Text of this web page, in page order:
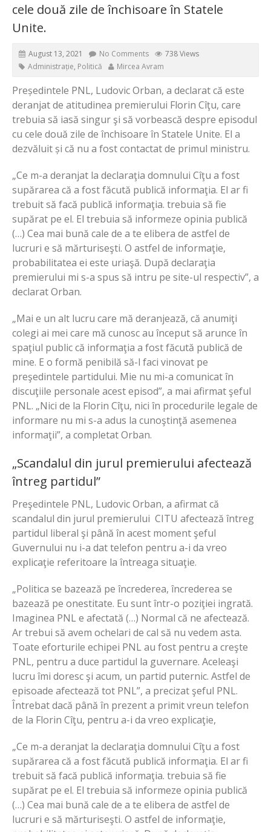
cele două zile de închisoare în Statele
Unite.
August 13, 2021 No Comments
738 Views
Administrație, Politică Mircea Avram
Președintele PNL, Ludovic Orban, a declarat că este
deranjat de atitudinea premierului Florin Cîţu, care
trebuia să iasă singur şi să vorbească despre episodul
cu cele două zile de închisoare în Statele Unite. El a
dezvăluit și că nu a fost contactat de primul ministru.
„Ce m-a deranjat la declaraţia domnului Cîţu a fost
supărarea că a fost făcută publică informaţia. El ar fi
trebuit să facă publică informaţia. trebuia să fie
supărat pe el. El trebuia să informeze opinia publică
(…) Cea mai bună cale de a te elibera de astfel de
lucruri e să mărturiseşti. O astfel de informaţie,
probabilitatea ei este uriaşă. După declaraţia
premierului mi s-a spus să intru pe site-ul respectiv”, a
declarat Orban.
„Mai e un alt lucru care mă deranjează, că anumiţi
colegi ai mei care mă cunosc au început să arunce în
spaţiul public că informaţia a fost făcută publică de
mine. E o formă penibilă să-l faci vinovat pe
preşedintele partidului. Mie nu mi-a comunicat în
discuţiile personale acest episod”, a mai afirmat şeful
PNL. „Nici de la Florin Cîţu, nici în procedurile legale de
informare nu mi s-a adus la cunoştinţă asemenea
informaţii”, a completat Orban.
„Scandalul din jurul premierului afectează
întreg partidul”
Preşedintele PNL, Ludovic Orban, a afirmat că
scandalul din jurul premierului CITU afectează întreg
partidul liberal şi până în acest moment şeful
Guvernului nu i-a dat telefon pentru a-i da vreo
explicaţie referitoare la întreaga situaţie.
„Politica se bazează pe încrederea, încrederea se
bazează pe onestitate. Eu sunt într-o poziţiei ingrată.
Imaginea PNL e afectată (…) Normal că ne afectează.
Ar trebui să avem ochelari de cal să nu vedem asta.
Toate eforturile echipei PNL au fost pentru a creşte
PNL, pentru a duce partidul la guvernare. Aceleaşi
lucru îmi doresc şi acum, un partid puternic. Astfel de
episoade afectează tot PNL”, a precizat şeful PNL.
Întrebat dacă până în prezent a primit vreun telefon
de la Florin Cîţu, pentru a-i da vreo explicaţie,
„Ce m-a deranjat la declaraţia domnului Cîţu a fost
supărarea că a fost făcută publică informaţia. El ar fi
trebuit să facă publică informaţia. trebuia să fie
supărat pe el. El trebuia să informeze opinia publică
(…) Cea mai bună cale de a te elibera de astfel de
lucruri e să mărturiseşti. O astfel de informaţie,